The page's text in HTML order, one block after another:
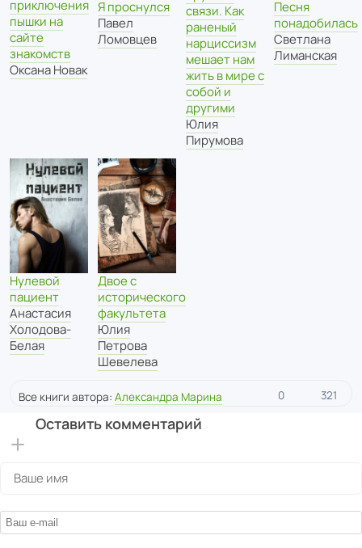
приключения
пышки на
сайте
знакомств
Оксана Новак
Я проснулся
Павел
Ломовцев
связи. Как
раненый
нарциссизм
мешает нам
жить в мире с
собой и
другими
Юлия
Пирумова
Песня
понадобилась
Светлана
Лиманская
Нулевой
пациент
Анастасия
Холодова-
Белая
Двое с
исторического
факультета
Юлия
Петрова
Шевелева
Все книги автора: Александра Марина 0 321
Оставить комментарий